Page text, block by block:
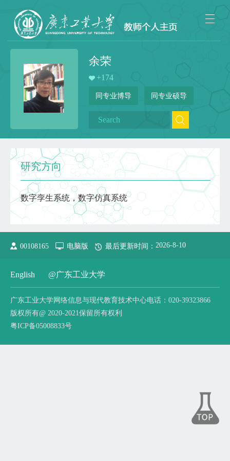
余荣
+174
同专业博导 同专业硕导
研究方向
数字孪生系统，数字仿真系统
00108165 电脑版 最后更新时间： 2026-8-10
English @广东工业大学
广东工业大学网络信息与现代教育技术中心电话：020-39323866
版权所有@ 2020-2021保留所有权利
粤ICP备05008833号